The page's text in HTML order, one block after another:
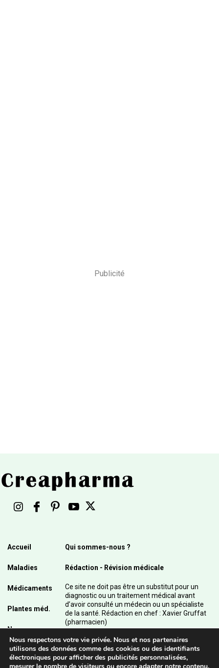
Publicité
Accueil
Maladies
Médicaments
Plantes méd.
News
Qui sommes-nous ?
Rédaction - Révision médicale
Ce site ne doit pas être un substitut pour un
diagnostic ou un traitement médical avant
d’avoir consulté un médecin ou un spécialiste
de la santé. Rédaction en chef : Xavier Gruffat
(pharmacien)
© 2003 - 2026 Pharmanetis Sàrl – Tous droits
réservés / Crédits photos : Adobe Stock et
Pharmanetis Sàrl
Nous respectons votre vie privée. Nous et nos partenaires
utilisons des données comme des cookies ou des identifiants
électroniques pour afficher des publicités personnalisées,